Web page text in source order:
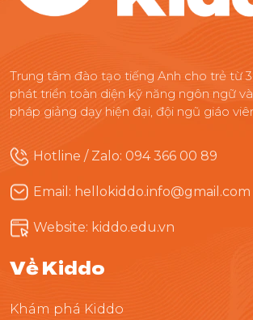
Trung tâm đào tạo tiếng Anh cho trẻ từ
phát triển toàn diện kỹ năng ngôn ngữ
pháp giảng dạy hiện đại, đội ngũ giáo
Hotline / Zalo: 094 366 00 89
Email: hellokiddo.info@gmail.com
Website: kiddo.edu.vn
Về Kiddo
Khám phá Kiddo